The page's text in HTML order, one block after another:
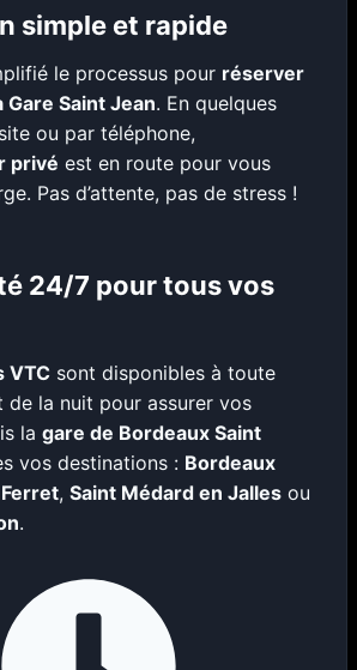
simple et rapide
le processus pour réserver
Gare Saint Jean. En quelques
ou par téléphone,
privé est en route pour vous
Pas d’attente, pas de stress !
24/7 pour tous vos
VTC sont disponibles à toute
de la nuit pour assurer vos
lagare de Bordeaux Saint
vos destinations : Bordeaux
,Saint Médard en Jalles ou
.